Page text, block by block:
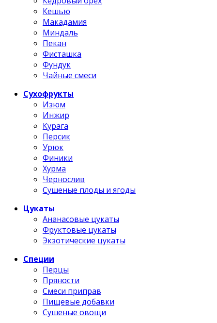
Кешью
Макадамия
Миндаль
Пекан
Фисташка
Фундук
Чайные смеси
Сухофрукты
Изюм
Инжир
Курага
Персик
Урюк
Финики
Хурма
Чернослив
Сушеные плоды и ягоды
Цукаты
Ананасовые цукаты
Фруктовые цукаты
Экзотические цукаты
Специи
Перцы
Пряности
Смеси приправ
Пищевые добавки
Сушеные овощи